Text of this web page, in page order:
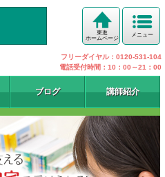
メニュー
東進
ホームページ
フリーダイヤル：0120-531-104
電話受付時間：10：00～21：00
ブログ 講師紹介